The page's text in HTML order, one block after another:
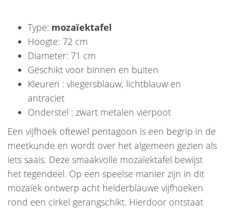
Type: mozaïektafel
Hoogte: 72 cm
Diameter: 71 cm
Geschikt voor binnen en buiten
Kleuren : vliegersblauw, lichtblauw en
antraciet
Onderstel : zwart metalen vierpoot
Een vijfhoek oftewel pentagoon is een begrip in de
meetkunde en wordt over het algemeen gezien als
iets saais. Deze smaakvolle mozaïektafel bewijst
het tegendeel. Op een speelse manier zijn in dit
mozaïek ontwerp acht helderblauwe vijfhoeken
rond een cirkel gerangschikt. Hierdoor ontstaat